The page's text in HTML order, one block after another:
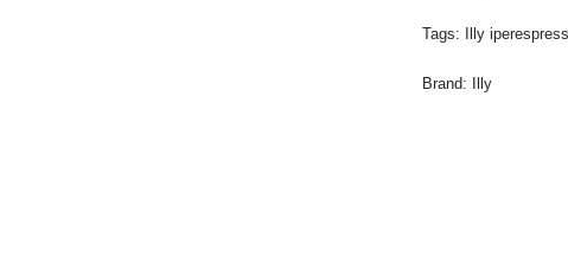
Tags: Illy
Brand: Illy